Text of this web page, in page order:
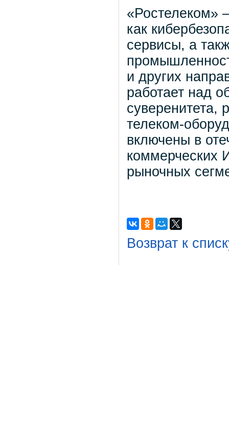
«Ростелеком»
как
сервисы, а
и других
работает над
суверенитета,
телеком-
включены в
коммерческих
рыночных
Возврат к